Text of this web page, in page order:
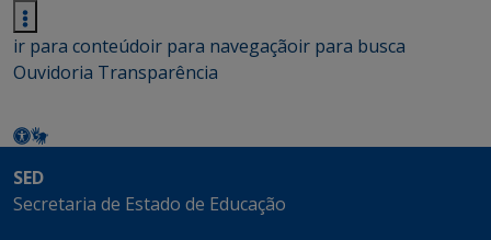
ir para conteúdoir para navegaçãoir para busca
Ouvidoria Transparência
SED
Secretaria de Estado de Educação